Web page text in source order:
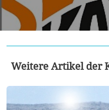
Weitere Artikel der